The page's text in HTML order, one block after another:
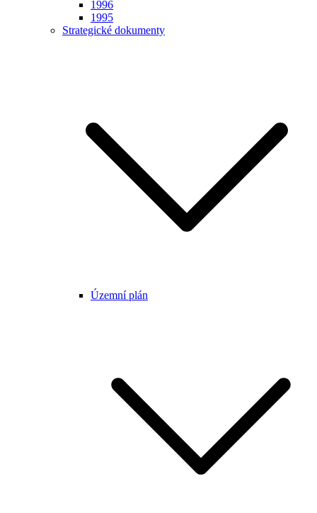
1996
1995
Strategické dokumenty
Územní plán